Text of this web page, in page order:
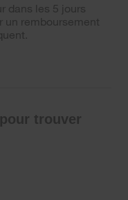
dans les 5 jours
un remboursement
trouver